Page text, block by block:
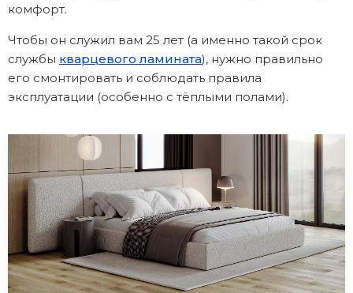
комфорт.
Чтобы он служил вам 25 лет (а именно такой срок
службы кварцевого ламината), нужно правильно
его смонтировать и соблюдать правила
эксплуатации (особенно с тёплыми полами).